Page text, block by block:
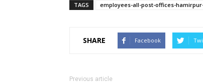
TAGS employees-all-post-offices-
SHARE Facebook
Previous article